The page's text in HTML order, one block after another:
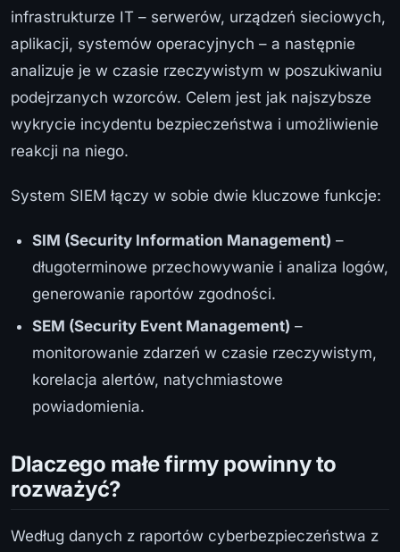
infrastrukturze IT – serwerów, urządzeń sieciowych,
aplikacji, systemów operacyjnych – a następnie
analizuje je w czasie rzeczywistym w poszukiwaniu
podejrzanych wzorców. Celem jest jak najszybsze
wykrycie incydentu bezpieczeństwa i umożliwienie
reakcji na niego.
System SIEM łączy w sobie dwie kluczowe funkcje:
SIM (Security Information Management) –
długoterminowe przechowywanie i analiza logów,
generowanie raportów zgodności.
SEM (Security Event Management) –
monitorowanie zdarzeń w czasie rzeczywistym,
korelacja alertów, natychmiastowe
powiadomienia.
Dlaczego małe firmy powinny to
rozważyć?
Według danych z raportów cyberbezpieczeństwa z